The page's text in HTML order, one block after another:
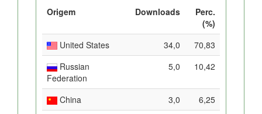
Origem Downloads
Perc.
(%)
United States
34,0
70,83
Russian
Federation
5,0 10,42
China 3,0
6,25